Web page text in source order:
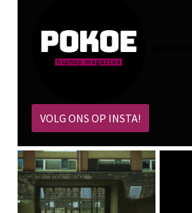
VOLG ONS OP INSTA!